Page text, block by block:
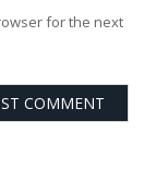
for the next